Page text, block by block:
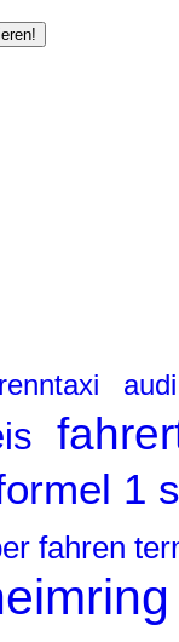
1
fahren